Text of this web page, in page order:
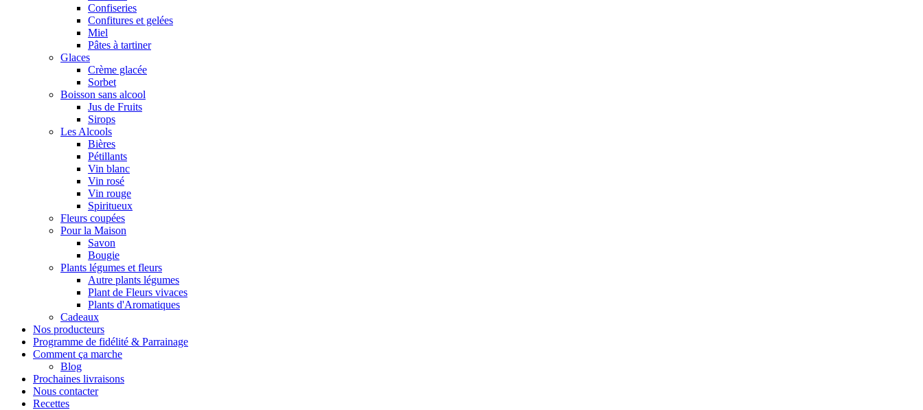
Confiseries
Confitures et gelées
Miel
Pâtes à tartiner
Glaces
Crème glacée
Sorbet
Boisson sans alcool
Jus de Fruits
Sirops
Les Alcools
Bières
Pétillants
Vin blanc
Vin rosé
Vin rouge
Spiritueux
Fleurs coupées
Pour la Maison
Savon
Bougie
Plants légumes et fleurs
Autre plants légumes
Plant de Fleurs vivaces
Plants d'Aromatiques
Cadeaux
Nos producteurs
Programme de fidélité & Parrainage
Comment ça marche
Blog
Prochaines livraisons
Nous contacter
Recettes